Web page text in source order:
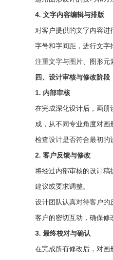
4. 文字内容编辑与排版
对客户提供的文字内容进
字号和字间距，进行文字
注重文字与图片、图形元
四、设计审核与修改阶段
1. 内部审核
在完成深化设计后，画册
成，从不同专业角度对画
检查设计是否符合最初的
2. 客户反馈与修改
将经过内部审核的设计稿
建议或要求调整。
设计团队认真对待客户
客户的密切互动，确保修
3. 最终校对与确认
在完成所有修改后，对画